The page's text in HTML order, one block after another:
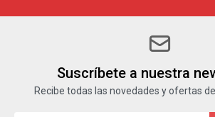
Suscríbete a nuestra
Recibe todas las novedades y ofertas